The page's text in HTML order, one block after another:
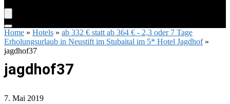
Home » Hotels » ab 332 € statt ab 364 € - 2,3 oder 7 Tage
Erholungsurlaub in Neustift im Stubaital im 5* Hotel Jagdhof»
jagdhof37
jagdhof37
7. Mai 2019